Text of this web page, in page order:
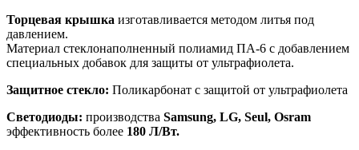
Торцевая крышка изготавливается методом литья под
давлением.
Материал стеклонаполненный полиамид ПА-6 с добавлением
специальных добавок для защиты от ультрафиолета.
Защитное стекло: Поликарбонат с защитой от ультрафиолета
Светодиоды: производства Samsung, LG, Seul, Osram
эффективность более 180 Л/Вт.